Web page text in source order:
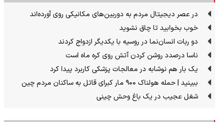
در عصر دیجیتال مردم به دوربین‌های مکانیکی روی آورده‌اند
خوب بخوابید تا چاق نشوید
دو ربات انسان‌نما در روسیه با یکدیگر ازدواج کردند
ناسا درصدد روشن کردن آتش روی کره ماه است
یک بار هم نوشابه در معالجات پزشکی کاربرد پیدا کرد
ببینید | حمله هولناک ۹۰۰ مار کبرای قاتل به ساکنان مردم چین
شغل عجیب در یک باغ وحش چینی